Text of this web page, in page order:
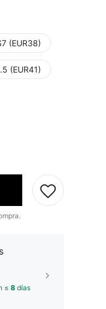
(EUR38)
(EUR41)
≤ 8 días